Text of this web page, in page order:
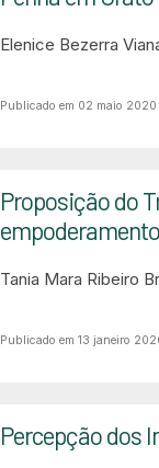
Elenice Bezerra
Publicado em 02 maio 2020
Proposição do
Tania Mara Ribeiro
Publicado em 13 janeiro
Percepção dos